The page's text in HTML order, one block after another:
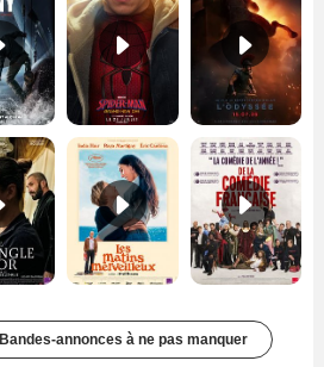
Le Triangle d'or Bande-annonce VF De la Comédie-Française Teaser VF
Bandes-annonces à ne pas manquer